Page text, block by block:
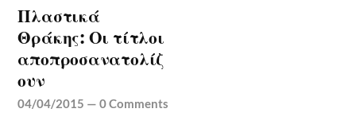
Πλαστικά
Θράκης: Οι τίτλοι
αποπροσανατολίζ
ουν
04/04/2015 —0 Comments